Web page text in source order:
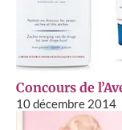
Concours de
10 décembre 2014